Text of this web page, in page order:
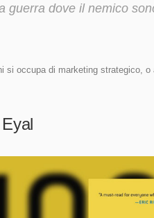
guerra dove il nemico
si occupa di marketing strategico,